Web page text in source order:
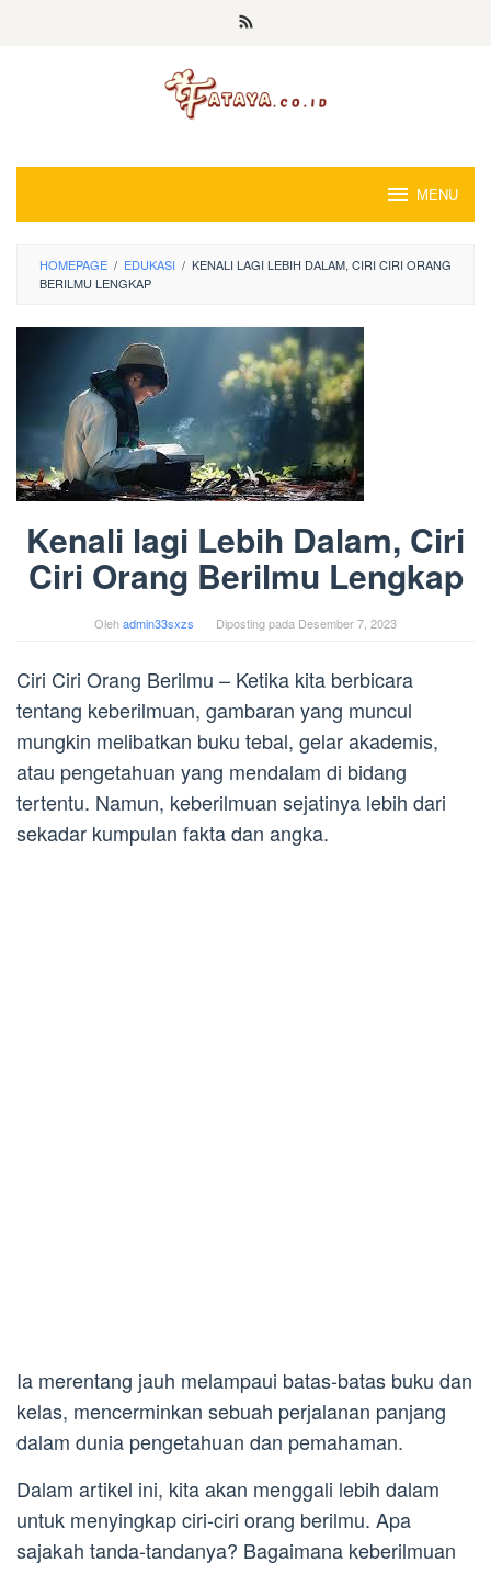
MENU
HOMEPAGE / EDUKASI / KENALI LAGI LEBIH DALAM, CIRI CIRI ORANG
BERILMU LENGKAP
Kenali lagi Lebih Dalam, Ciri
Ciri Orang Berilmu Lengkap
Olehadmin33sxzs Diposting pada Desember 7, 2023
Ciri Ciri Orang Berilmu – Ketika kita berbicara
tentang keberilmuan, gambaran yang muncul
mungkin melibatkan buku tebal, gelar akademis,
atau pengetahuan yang mendalam di bidang
tertentu. Namun, keberilmuan sejatinya lebih dari
sekadar kumpulan fakta dan angka.
Ia merentang jauh melampaui batas-batas buku dan
kelas, mencerminkan sebuah perjalanan panjang
dalam dunia pengetahuan dan pemahaman.
Dalam artikel ini, kita akan menggali lebih dalam
untuk menyingkap ciri-ciri orang berilmu. Apa
sajakah tanda-tandanya? Bagaimana keberilmuan